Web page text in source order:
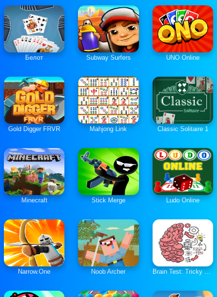
Белот Subway Surfers UNO Online
Gold Digger FRVR Mahjong Link Classic Solitaire 1
Minecraft Stick Merge Ludo Online
Narrow.One Noob Archer Brain Test: Tricky Puzzles